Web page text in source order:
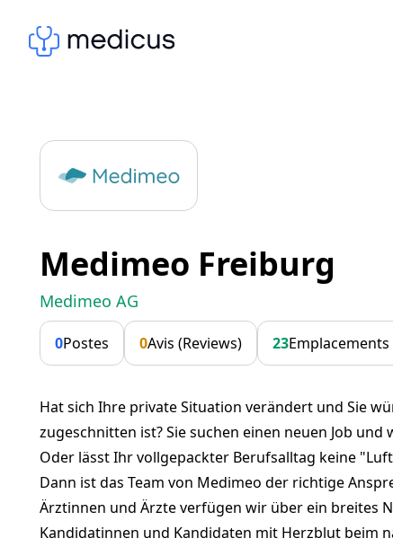
Medimeo Freiburg
Medimeo AG
0Postes 0Avis (Reviews) 23Emplacements
Hat sich Ihre private Situation verändert und Sie
zugeschnitten ist? Sie suchen einen neuen Job
Oder lässt Ihr vollgepackter Berufsalltag keine
Dann ist das Team von Medimeo der richtige
Ärztinnen und Ärzte verfügen wir über ein breites
Kandidatinnen und Kandidaten mit Herzblut beim